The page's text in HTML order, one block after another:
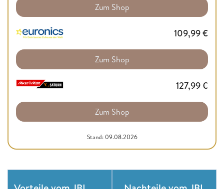
Zum Shop
109,99€
Zum Shop
127,99€
Zum Shop
Stand: 09.08.2026